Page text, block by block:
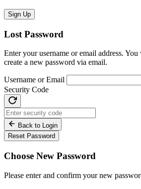
Sign Up
Lost Password
Enter your username or email address.
create a new password via email.
Username or Email
Security Code
Back to Login
Reset Password
Choose New Password
Please enter and confirm your new